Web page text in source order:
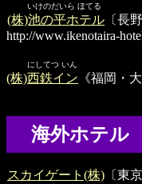
いけのだいら ほてる
(株)池の平ホテル 〔長
http://www.ikenotaira-
にしてつ いん
(株)西鉄イン 《福岡・大
海外ホテル
スカイゲート(株) 〔東